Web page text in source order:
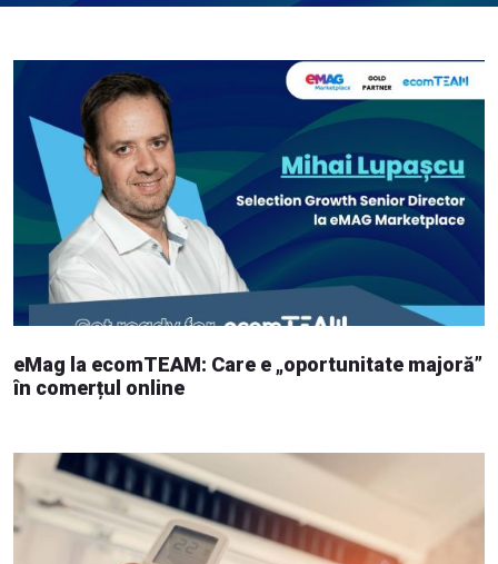
eMag la ecomTEAM: Care e „oportunitate majoră”
în comerțul online